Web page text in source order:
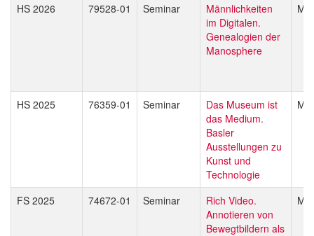
HS 2026
79528-01 Seminar
Männlichkeiten
im Digitalen.
Genealogien der
Manosphere
HS 2025 76359-01 Seminar
Das Museum ist
das Medium.
Basler
Ausstellungen zu
Kunst und
Technologie
FS 2025 74672-01 Seminar
Rich Video.
Annotieren von
Bewegtbildern als